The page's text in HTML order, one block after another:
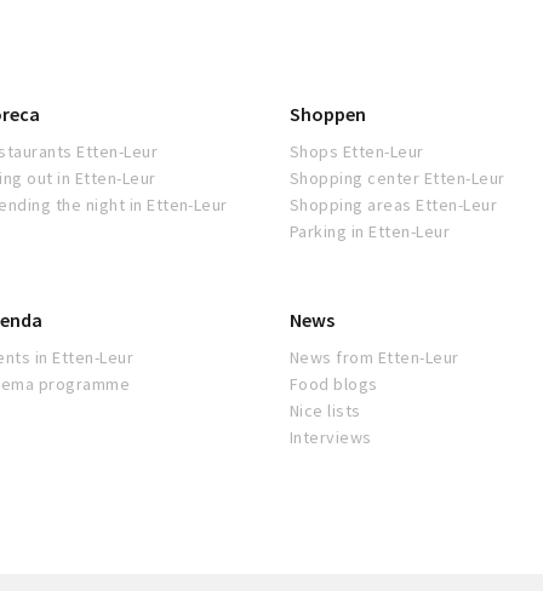
Etten-Leur
out in Etten-Leur
the night in Etten-Leur
Shoppen
Shops Etten-Leur
Shopping center Etten-Leur
Shopping areas Etten-Leur
Parking in Etten-Leur
in Etten-Leur
programme
News
News from Etten-Leur
Food blogs
Nice lists
Interviews